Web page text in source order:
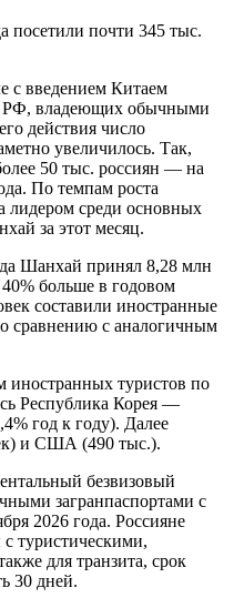
с введением Китаем
РФ, владеющих обычными
действия число
увеличилось. Так,
50 тыс. россиян — на
По темпам роста
лидером среди основных
за этот месяц.
Шанхай принял 8,28 млн
больше в годовом
составили иностранные
сравнению с аналогичным
иностранных туристов по
Республика Корея —
год к году). Далее
и США (490 тыс.).
безвизовый
загранпаспортами с
2026 года. Россияне
с туристическими,
для транзита, срок
30 дней.